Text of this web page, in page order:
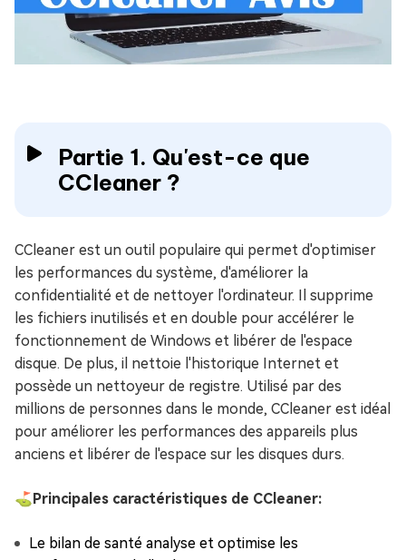
Partie 1. Qu'est-ce que
CCleaner ?
CCleaner est un outil populaire qui permet d'optimiser
les performances du système, d'améliorer la
confidentialité et de nettoyer l'ordinateur. Il supprime
les fichiers inutilisés et en double pour accélérer le
fonctionnement de Windows et libérer de l'espace
disque. De plus, il nettoie l'historique Internet et
possède un nettoyeur de registre. Utilisé par des
millions de personnes dans le monde, CCleaner est idéal
pour améliorer les performances des appareils plus
anciens et libérer de l'espace sur les disques durs.
⛳Principales caractéristiques de CCleaner:
Le bilan de santé analyse et optimise les